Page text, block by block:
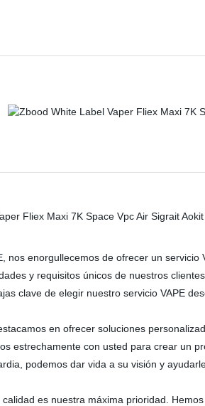
nos enorgullecemos de ofrecer un
y requisitos únicos de nuestros
clave de elegir nuestro servicio VAPE
en ofrecer soluciones
estrechamente con usted para crear un
podemos dar vida a su visión y
es nuestra máxima prioridad.